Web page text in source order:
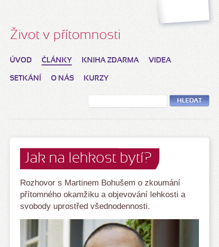
Život v přítomnosti
ÚVOD ČLÁNKY KNIHA ZDARMA VIDEA
SETKÁNÍ O NÁS KURZY
HLEDAT
Jak na lehkost bytí?
Rozhovor s Martinem Bohušem o zkoumání
přítomného okamžiku a objevování lehkosti a
svobody uprostřed všednodennosti.